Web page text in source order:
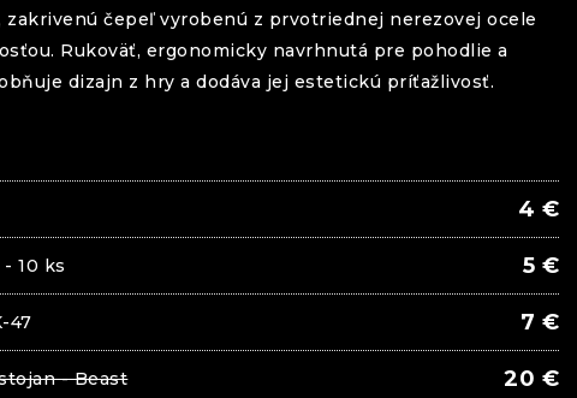
zakrivenú čepeľ vyrobenú z prvotriednej nerezovej ocele
Rukoväť, ergonomicky navrhnutá pre pohodlie a
dizajn z hry a dodáva jej estetickú príťažlivosť.
4 €
10 ks 5 €
47 7 €
- Beast 20 €